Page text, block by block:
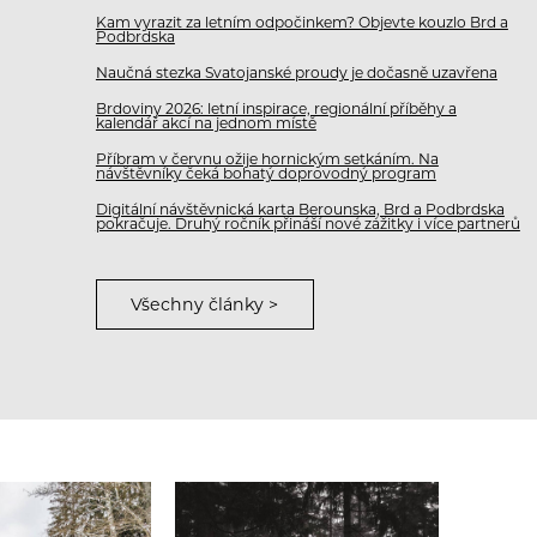
Kam vyrazit za letním odpočinkem? Objevte kouzlo Brd a
Podbrdska
Naučná stezka Svatojanské proudy je dočasně uzavřena
Brdoviny 2026: letní inspirace, regionální příběhy a
kalendář akcí na jednom místě
Příbram v červnu ožije hornickým setkáním. Na
návštěvníky čeká bohatý doprovodný program
Digitální návštěvnická karta Berounska, Brd a Podbrdska
pokračuje. Druhý ročník přináší nové zážitky i více partnerů
Všechny články >